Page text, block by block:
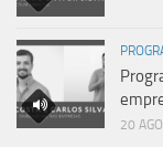
20